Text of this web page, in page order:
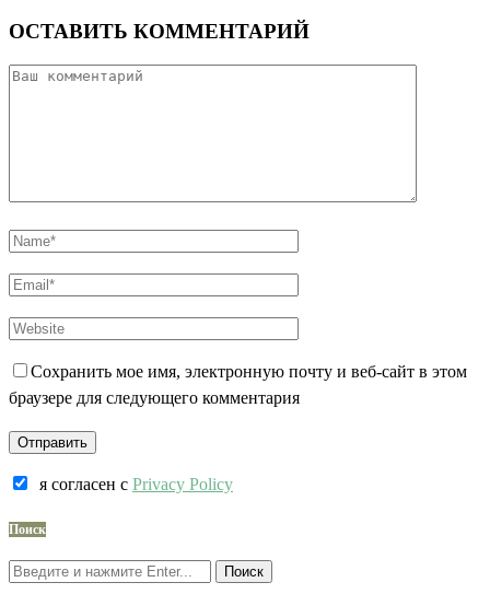
ОСТАВИТЬ КОММЕНТАРИЙ
Сохранить мое имя, электронную почту и веб-сайт в этом
браузере для следующего комментария
я согласен c Privacy Policy
Поиск
Поиск